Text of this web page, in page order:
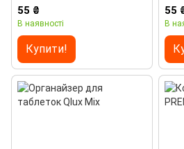
55 ₴
В наявності
Купити!
55
В